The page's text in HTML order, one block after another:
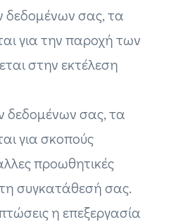
δεδομένων σας, τα
για την παροχή των
στην εκτέλεση
δεδομένων σας, τα
για σκοπούς
προωθητικές
συγκατάθεσή σας.
η επεξεργασία